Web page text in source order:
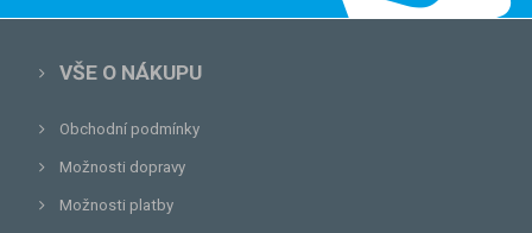
VŠE O NÁKUPU
Obchodní podmínky
Možnosti dopravy
Možnosti platby